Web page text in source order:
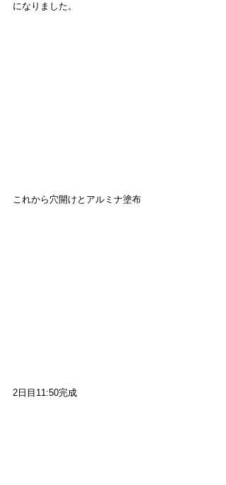
になりました。
これから穴開けとアルミナ塗布
2日目11:50完成